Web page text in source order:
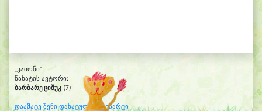
„კაიონი“
ნახატის ავტორი:
ბარბარე ციშუკ (7)
დაამატე შენი დახატული კლიპარტი